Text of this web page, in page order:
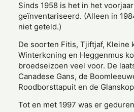
Sinds 1958 is het in het
geïnventariseerd. (Alleen in
niet geteld.)
De soorten Fitis, Tjiftjaf, Kleine
Winterkoning en Heggenmus
broedseizoen veel voor. De
Canadese Gans, de
Roodborsttapuit en de
Tot en met 1997 was er